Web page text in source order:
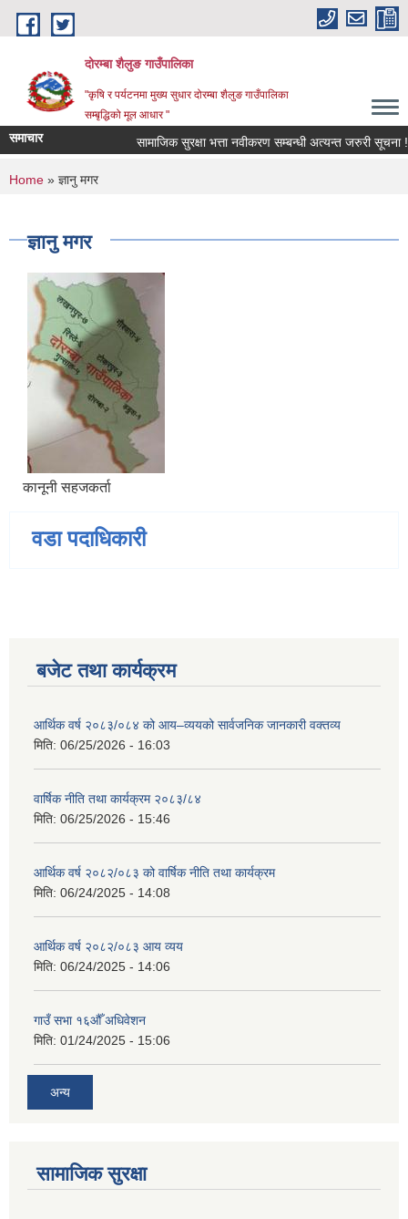
Skip to main content
दोरम्बा शैलुङ गाउँपालिका
"कृषि र पर्यटनमा मुख्य सुधार दोरम्बा शैलुङ गाउँपालिका
सम्बृद्धिको मूल आधार "
समाचार सामाजिक सुरक्षा भत्ता नवीकरण सम्बन्धी अत्यन्त जरुरी सूचना !
You are here
Home » ज्ञानु मगर
ज्ञानु मगर
कानूनी सहजकर्ता
वडा पदाधिकारी
बजेट तथा कार्यक्रम
आर्थिक वर्ष २०८३/०८४ को आय–व्ययको सार्वजनिक जानकारी वक्तव्य
मिति: 06/25/2026 - 16:03
वार्षिक नीति तथा कार्यक्रम २०८३/८४
मिति: 06/25/2026 - 15:46
आर्थिक वर्ष २०८२/०८३ को वार्षिक नीति तथा कार्यक्रम
मिति: 06/24/2025 - 14:08
आर्थिक वर्ष २०८२/०८३ आय व्यय
मिति: 06/24/2025 - 14:06
गाउँ सभा १६औँ अधिवेशन
मिति: 01/24/2025 - 15:06
अन्य
सामाजिक सुरक्षा